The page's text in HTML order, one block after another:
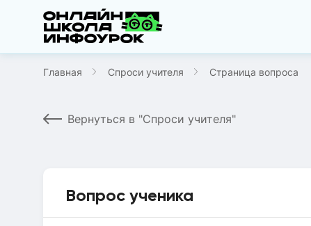
Главная Спроси учителя Страница вопроса
Вернуться в "Спроси учителя"
Вопрос ученика